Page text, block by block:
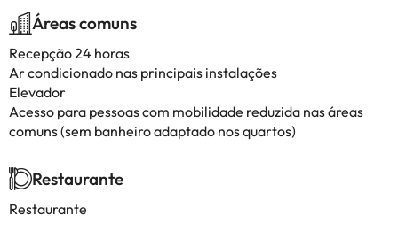
Áreas comuns
Recepção 24 horas
Ar condicionado nas principais instalações
Elevador
Acesso para pessoas com mobilidade reduzida nas áreas
comuns (sem banheiro adaptado nos quartos)
Restaurante
Restaurante